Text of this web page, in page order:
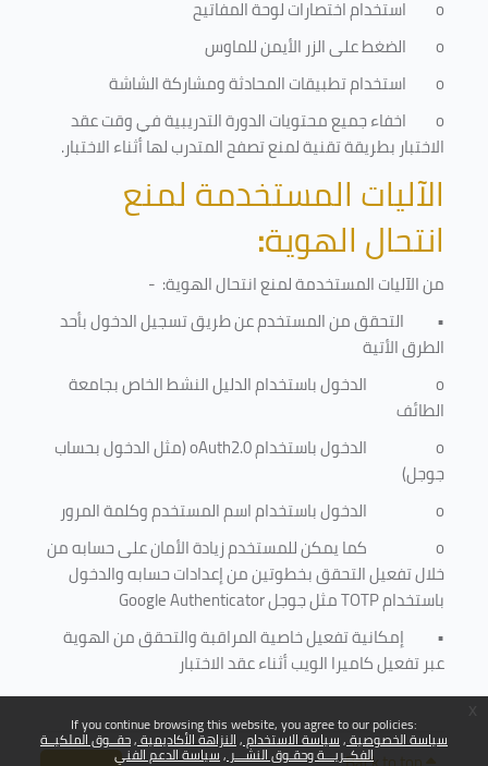
If you continue browsing this website, you agree to our policies:
سياسة الخصوصية سياسة الاستخدام النزاهة الأكاديمية حقــوق الملكيــة
الفكــريـــة وحقـوق النشـــر سياسة الدعم الفني
o
استخدام اختصارات لوحة المفاتيح
o
الضغط على الزر الأيمن للماوس
o
استخدام تطبيقات المحادثة ومشاركة الشاشة
o
اخفاء جميع محتويات الدورة التدريبية في وقت عقد
الاختبار بطريقة تقنية لمنع تصفح المتدرب لها أثناء الاختبار.
الآليات المستخدمة لمنع
انتحال الهوية:
من الآليات المستخدمة لمنعانتحال الهوية: -
• التحقق من المستخدم عن طريق تسجيل الدخول بأحد
الطرق الأتية
o
الدخول باستخدام الدليل النشط الخاص بجامعة
الطائف
o
الدخول باستخدامoAuth2.0(مثل الدخول بحساب
جوجل)
o
الدخول باستخدام اسم المستخدم وكلمة المرور
o
كما يمكن للمستخدم زيادة الأمان على حسابه من
خلال تفعيل التحقق بخطوتين من إعدادات حسابه والدخول
باستخدامTOTPمثل جوجلGoogle Authenticator
• إمكانية تفعيل خاصية المراقبة والتحقق من الهوية
عبر تفعيل كاميرا الويب أثناء عقد الاختبار